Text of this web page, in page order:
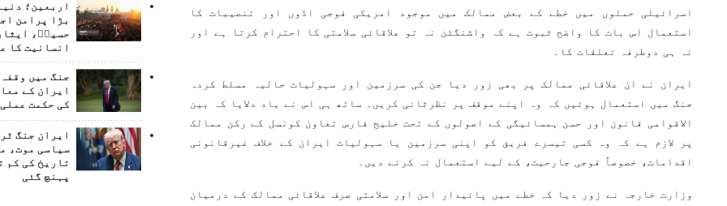
اسرائیلی حملوں میں خطے کے بعض ممالک میں موجود امریکی فوجی اڈوں اور تنصیبات کا
استعمال اس بات کا واضح ثبوت ہے کہ واشنگٹن نہ تو علاقائی سلامتی کا احترام کرتا ہے اور
نہ ہی دوطرفہ تعلقات کا۔
ایران نے ان علاقائی ممالک پر بھی زور دیا جن کی سرزمین اور سہولیات حالیہ مسلط کردہ
جنگ میں استعمال ہوئیں کہ وہ اپنے موقف پر نظرثانی کریں۔ ساتھ ہی اس نے یاد دلایا کہ بین
الاقوامی قانون اور حسن ہمسائیگی کے اصولوں کے تحت خلیج فارس تعاون کونسل کے رکن ممالک
پر لازم ہے کہ وہ کسی تیسرے فریق کو اپنی سرزمین یا سہولیات ایران کے خلاف غیرقانونی
اقدامات، خصوصاً فوجی جارحیت، کے لیے استعمال نہ کرنے دیں۔
وزارت خارجہ نے زور دیا کہ خطے میں پائیدار امن اور سلامتی صرف علاقائی ممالک کے درمیان
اربعین؛
بڑا پرامن
حسینؑ،
انسانیت کا
جنگ میں
ایران کے
کی حکمت
ایران جنگ
سیاسی موت،
تاریخ کی کم
پہنچ گئی